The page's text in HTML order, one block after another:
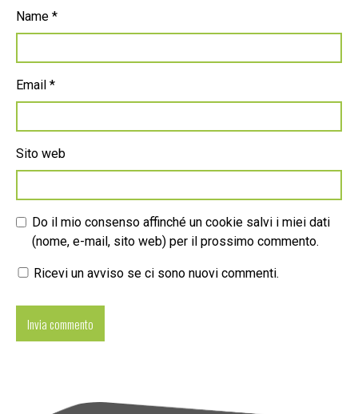
Name *
Email *
Sito web
Do il mio consenso affinché un cookie salvi i miei dati
(nome, e-mail, sito web) per il prossimo commento.
Ricevi un avviso se ci sono nuovi commenti.